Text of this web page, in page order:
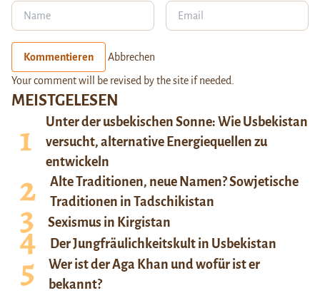
MEISTGELESEN
Unter der usbekischen Sonne: Wie Usbekistan
versucht, alternative Energiequellen zu
entwickeln
Alte Traditionen, neue Namen? Sowjetische
Traditionen in Tadschikistan
Sexismus in Kirgistan
Der Jungfräulichkeitskult in Usbekistan
Wer ist der Aga Khan und wofür ist er
bekannt?
Kommentieren Abbrechen
Your comment will be revised by the site if needed.